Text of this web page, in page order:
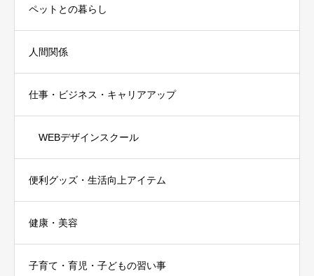
ペットとの暮らし
人間関係
仕事・ビジネス・キャリアアップ
WEBデザインスクール
便利グッズ・生活向上アイテム
健康・美容
子育て・育児・子どもの習い事